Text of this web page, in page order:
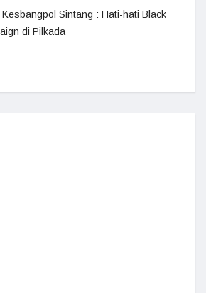
Sintang : Hati-hati Black
di Pilkada